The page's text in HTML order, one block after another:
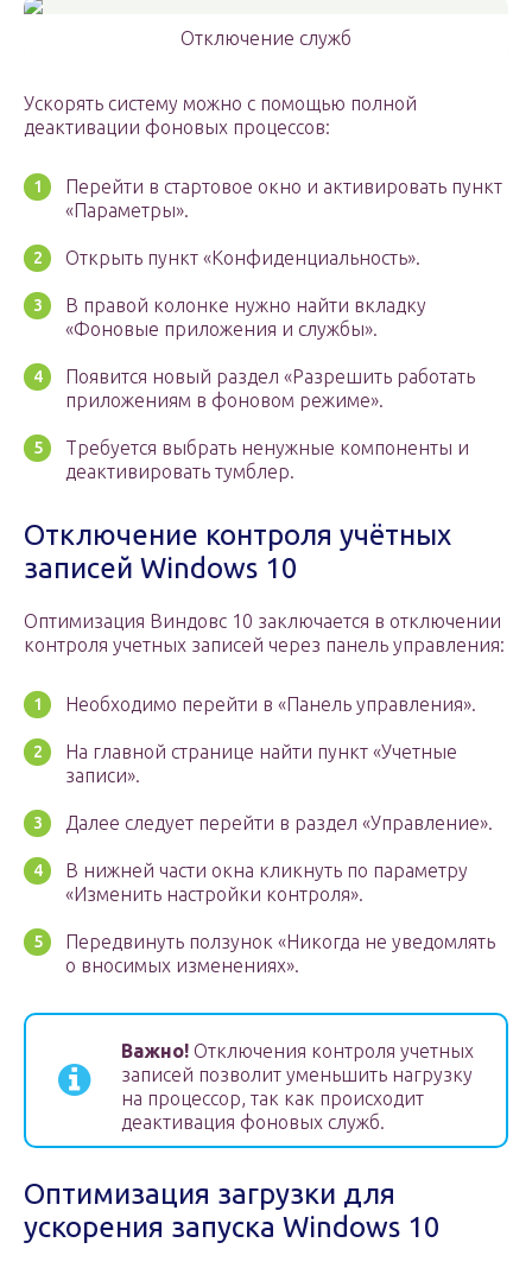
Отключение служб
Ускорять систему можно с помощью полной
деактивации фоновых процессов:
Перейти в стартовое окно и активировать пункт
«Параметры».
Открыть пункт «Конфиденциальность».
В правой колонке нужно найти вкладку
«Фоновые приложения и службы».
Появится новый раздел «Разрешить работать
приложениям в фоновом режиме».
Требуется выбрать ненужные компоненты и
деактивировать тумблер.
Отключение контроля учётных
записей Windows 10
Оптимизация Виндовс 10 заключается в отключении
контроля учетных записей через панель управления:
Необходимо перейти в «Панель управления».
На главной странице найти пункт «Учетные
записи».
Далее следует перейти в раздел «Управление».
В нижней части окна кликнуть по параметру
«Изменить настройки контроля».
Передвинуть ползунок «Никогда не уведомлять
о вносимых изменениях».
Важно! Отключения контроля учетных
записей позволит уменьшить нагрузку
на процессор, так как происходит
деактивация фоновых служб.
Оптимизация загрузки для
ускорения запуска Windows 10